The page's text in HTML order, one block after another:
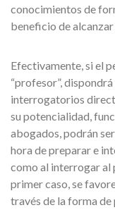
conocimientos de
beneficio de
Efectivamente, si el
“profesor”,
interrogatorios
su potencialidad,
abogados, podrán
hora de preparar e
como al interrogar al
primer caso, se
través de la forma de